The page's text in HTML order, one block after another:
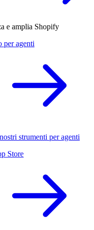
e amplia Shopify
per agenti
strumenti per agenti
Store